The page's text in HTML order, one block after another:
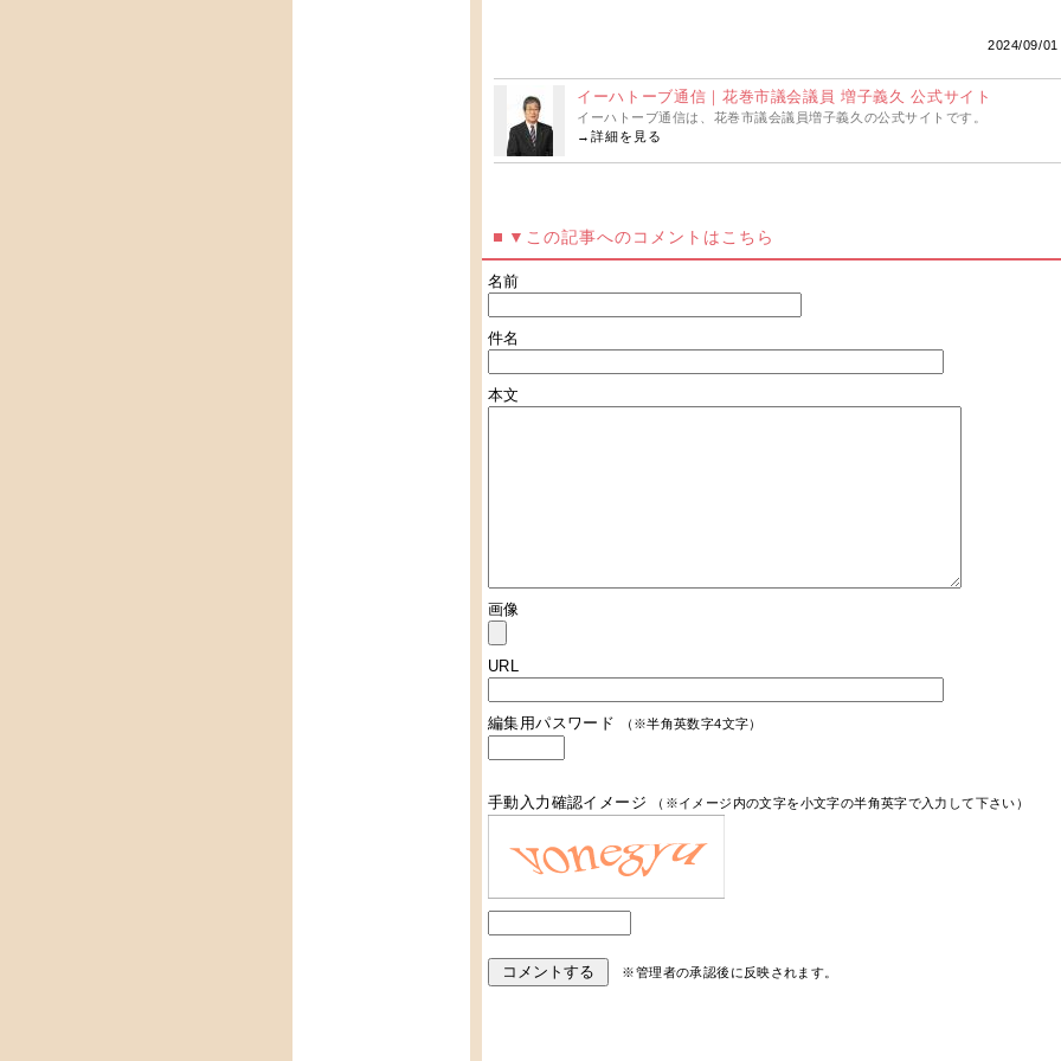
2024/09/01
イーハトーブ通信｜花巻市議会議員 増子義久 公式サイト
イーハトーブ通信は、花巻市議会議員増子義久の公式サイトです。
→ 詳細を見る
▼この記事へのコメントはこちら
名前
件名
本文
画像
URL
編集用パスワード （※半角英数字4文字）
手動入力確認イメージ （※イメージ内の文字を小文字の半角英字で入力して下さい）
※管理者の承認後に反映されます。